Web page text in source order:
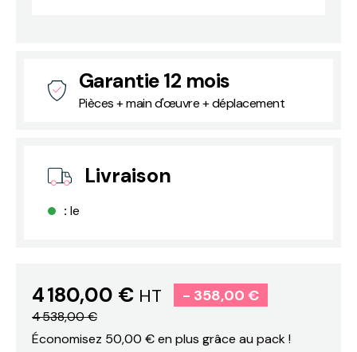
Garantie 12 mois
Pièces + main d'œuvre + déplacement
Livraison
: le
4 180,00 €HT - 358,00 €
4 538,00 €
Économisez 50,00 € en plus grâce au pack !